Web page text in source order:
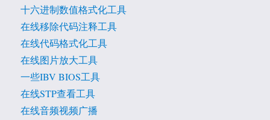
十六进制数值格式化工具
在线移除代码注释工具
在线代码格式化工具
在线图片放大工具
一些IBV BIOS工具
在线STP查看工具
在线音频视频广播